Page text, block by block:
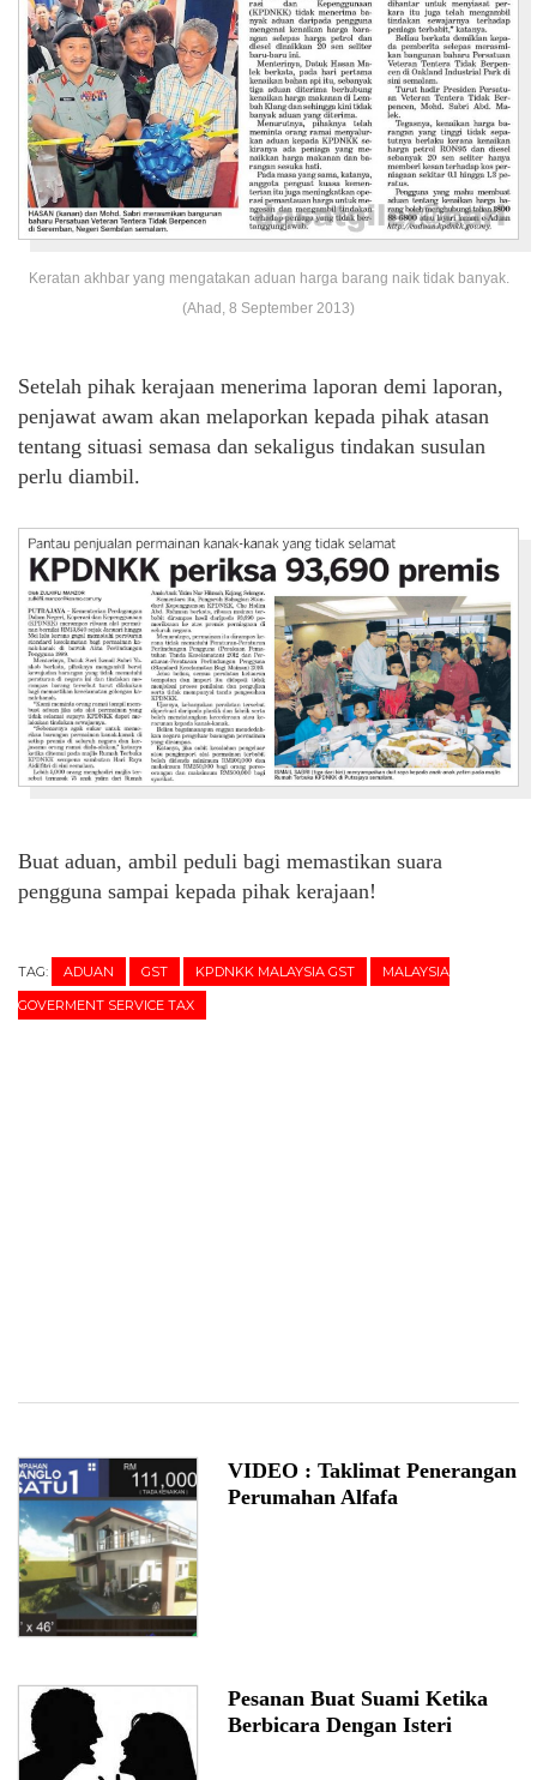
Keratan akhbar yang mengatakan aduan harga barang naik tidak banyak.
(Ahad, 8 September 2013)
Setelah pihak kerajaan menerima laporan demi laporan,
penjawat awam akan melaporkan kepada pihak atasan
tentang situasi semasa dan sekaligus tindakan susulan
perlu diambil.
Buat aduan, ambil peduli bagi memastikan suara
pengguna sampai kepada pihak kerajaan!
TAG: ADUAN GST KPDNKK MALAYSIA GST
MALAYSIA
GOVERMENT SERVICE TAX
VIDEO : Taklimat Penerangan
Perumahan Alfafa
Pesanan Buat Suami Ketika
Berbicara Dengan Isteri